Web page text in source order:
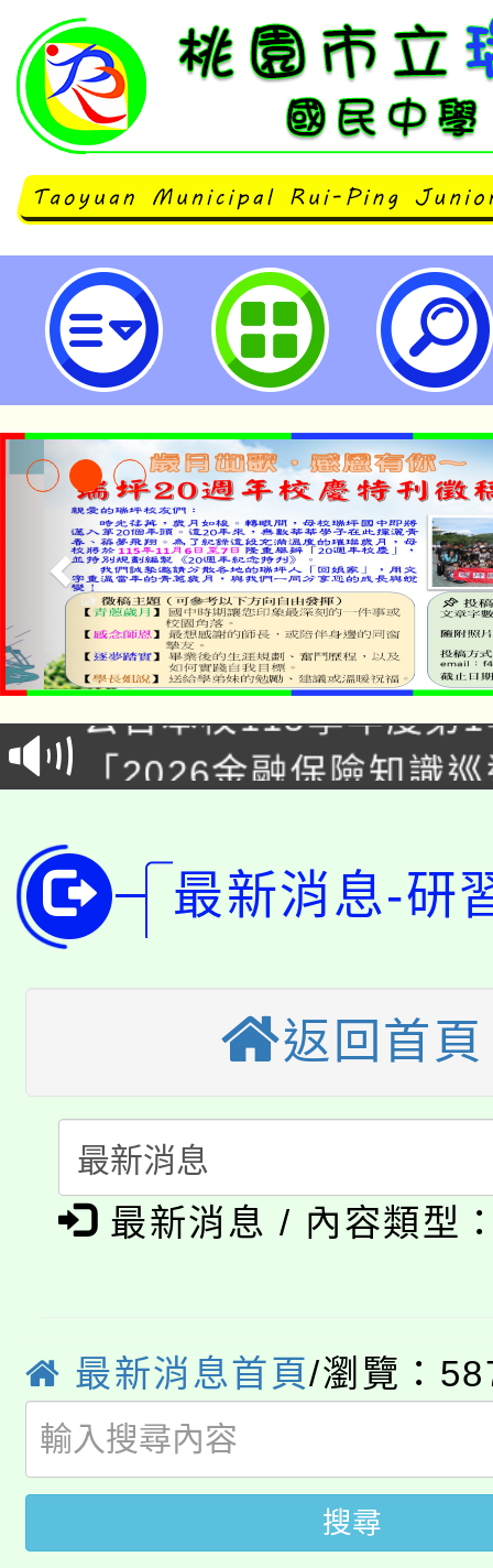
國立臺中教育大學辦理「B4各領
工作坊-數學」課程-桃園市立瑞坪
淨零綠領人才培育課程
公告本校115學年度第
代理(課)教師甄選結果
「2026金融保險知識
生本土語及新住民語歌
公告本校115學年度第
代理(課)教師甄選結果(
公告本校115學年度第
代理(課)教師甄選結果(
轉知中國文化大學推廣
《TA101》溝通分析基
程，歡迎學生輔導中心
心理、諮商輔導、社會
系所師生報名參加。
轉知苗栗縣政府辦理
縣市「校園短影音徵選
門員」簡章及活動海報
踴躍報名參加。
桃園市115學年度學生
要點
「桃園市補助參觀特色
展演活動實施計畫」
淨零綠領人才培育課程
公告本校115學年度第
車」活動
桃園市115學年度學生
生本土語及新住民語歌
公告本校115學年度第
代理(課)教師甄選結果(
公告本校115學年度第
代理(課)教師甄選結果
轉知中國文化大學推廣
最新消息-研
返回首頁
最新消息 / 內容類型
最新消息首頁/瀏覽：
搜尋